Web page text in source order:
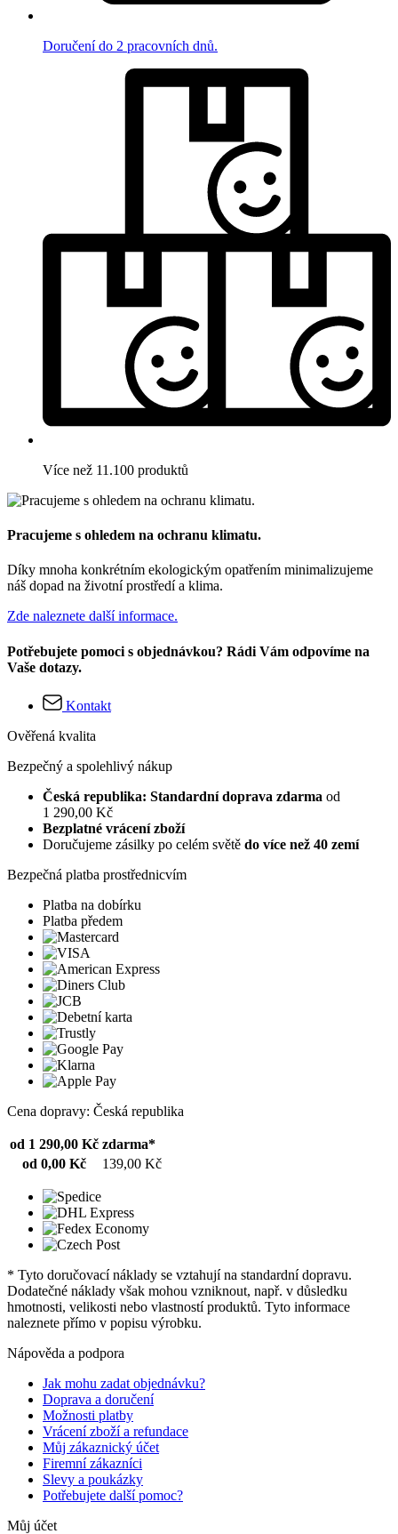
Doručení do 2 pracovních dnů.
Více než 11.100 produktů
Pracujeme s ohledem na ochranu klimatu.
Díky mnoha konkrétním ekologickým opatřením minimalizujeme
náš dopad na životní prostředí a klima.
Zde naleznete další informace.
Potřebujete pomoci s objednávkou? Rádi Vám odpovíme na
Vaše dotazy.
Kontakt
Ověřená kvalita
Bezpečný a spolehlivý nákup
Česká republika: Standardní doprava zdarma od
1 290,00 Kč
Bezplatné vrácení zboží
Doručujeme zásilky po celém světě do více než 40 zemí
Bezpečná platba prostřednicvím
Platba na dobírku
Platba předem
Cena dopravy: Česká republika
od 1 290,00 Kč zdarma*
od 0,00 Kč
139,00 Kč
* Tyto doručovací náklady se vztahují na standardní dopravu.
Dodatečné náklady však mohou vzniknout, např. v důsledku
hmotnosti, velikosti nebo vlastností produktů. Tyto informace
naleznete přímo v popisu výrobku.
Nápověda a podpora
Jak mohu zadat objednávku?
Doprava a doručení
Možnosti platby
Vrácení zboží a refundace
Můj zákaznický účet
Firemní zákazníci
Slevy a poukázky
Potřebujete další pomoc?
Můj účet